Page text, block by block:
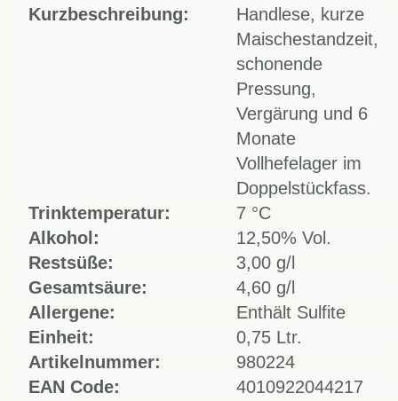
Kurzbeschreibung:
Handlese, kurze
Maischestandzeit,
schonende
Pressung,
Vergärung und 6
Monate
Vollhefelager im
Doppelstückfass.
Trinktemperatur:
7 °C
Alkohol:
12,50% Vol.
Restsüße:
3,00 g/l
Gesamtsäure:
4,60 g/l
Allergene:
Enthält Sulfite
Einheit:
0,75 Ltr.
Artikelnummer:
980224
EAN Code:
4010922044217